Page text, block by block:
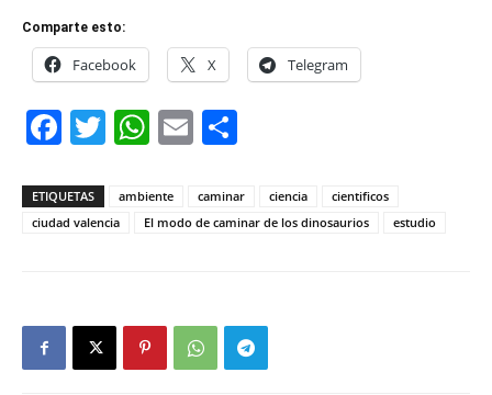
Comparte esto:
Facebook X Telegram
Facebook
Twitter
WhatsApp
Email
ETIQUETAS ambiente caminar ciencia
cientificos
ciudad valencia
El modo de caminar de los dinosaurios estudio